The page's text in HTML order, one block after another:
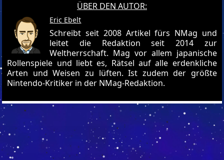
ÜBER DEN AUTOR:
Eric Ebelt
Schreibt seit 2008 Artikel fürs NMag und
leitet die Redaktion seit 2014 zur
Weltherrschaft. Mag vor allem japanische
Rollenspiele und liebt es, Rätsel auf alle erdenkliche
Arten und Weisen zu lüften. Ist zudem der größte
Nintendo-Kritiker in der NMag-Redaktion.